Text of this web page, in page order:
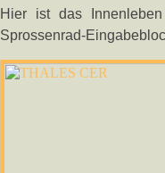
Hier ist das
Sprossenrad-